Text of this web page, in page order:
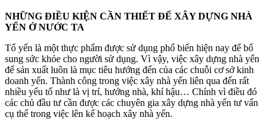
NHỮNG ĐIỀU KIỆN CẦN THIẾT ĐỂ XÂY DỰNG NHÀ
YẾN Ở NƯỚC TA
Tổ yến là một thực phẩm được sử dụng phổ biến hiện nay để bổ
sung sức khỏe cho người sử dụng. Vì vậy, việc xây dựng nhà yến
để sản xuất luôn là mục tiêu hướng đến của các chuỗi cơ sở kinh
doanh yến. Thành công trong việc xây nhà yến liên qua đến rất
nhiều yếu tố như là vị trí, hướng nhà, khí hậu… Chính vì điều đó
các chủ đầu tư cần được các chuyên gia xây dựng nhà yến tư vấn
cụ thể trong việc lên kế hoạch xây nhà yến.